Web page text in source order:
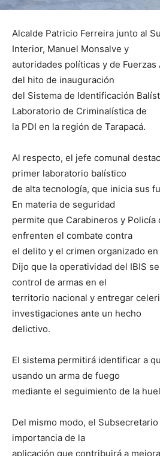
Alcalde Patricio Ferreira junto al
Interior, Manuel Monsalve y
autoridades políticas y de
del hito de inauguración
del Sistema de Identificación
Laboratorio de Criminalística de
la PDI en la región de Tarapacá.
Al respecto, el jefe comunal
primer laboratorio balístico
de alta tecnología, que inicia sus
En materia de seguridad
permite que Carabineros y Policía
enfrenten el combate contra
el delito y el crimen organizado
Dijo que la operatividad del IBIS
control de armas en el
territorio nacional y entregar
investigaciones ante un hecho
delictivo.
El sistema permitirá identificar a
usando un arma de fuego
mediante el seguimiento de la
Del mismo modo, el
importancia de la
aplicación que contribuirá a